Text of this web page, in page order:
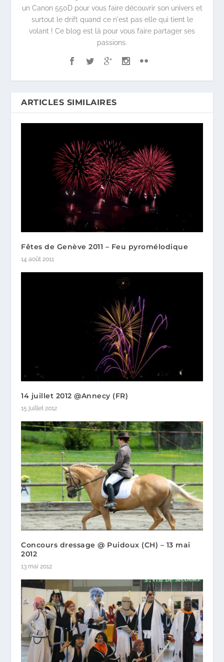
un Canon 550D pour vous faire découvrir son univers et
surtout le drift quand ce n'est pas elle qui tient le
volant ! Ce blog est là pour vous faire partager ses
passions.
ARTICLES SIMILAIRES
Fêtes de Genève 2011 – Feu pyromélodique
14 août 2011
14 juillet 2012 @Annecy (FR)
15 juillet 2012
Concours dressage @ Puidoux (CH) – 13 mai
2012
13 mai 2012